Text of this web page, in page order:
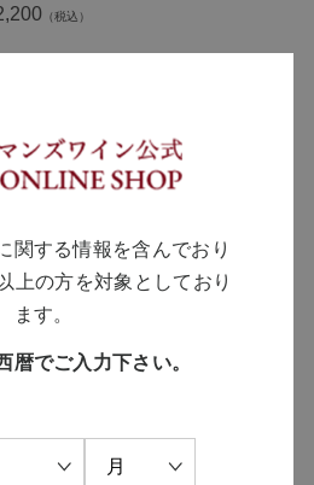
の個性を最大限表現したキリっと辛口の
した品種「龍眼」の泡
関する情報を含んでおり
上の方を対象としており
ます。
暦でご入力下さい。